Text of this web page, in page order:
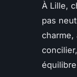
À Lille,
pas
charme,